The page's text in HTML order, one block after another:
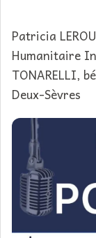
Patricia
Humanitaire
TONARELLI,
Deux-Sèvres